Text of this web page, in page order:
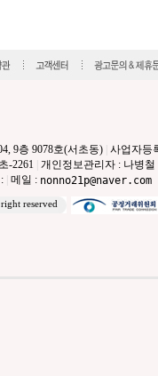
9층 9078호(서초동) 사업자등
-2261 개인정보관리자 : 나병철
메일 : nonno21p@naver.com
reserved